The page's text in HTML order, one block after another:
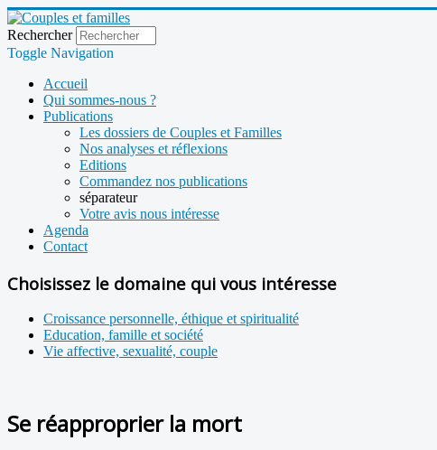
Rechercher
Toggle Navigation
Accueil
Qui sommes-nous ?
Publications
Les dossiers de Couples et Familles
Nos analyses et réflexions
Editions
Commandez nos publications
séparateur
Votre avis nous intéresse
Agenda
Contact
Choisissez le domaine qui vous intéresse
Croissance personnelle, éthique et spiritualité
Education, famille et société
Vie affective, sexualité, couple
Se réapproprier la mort